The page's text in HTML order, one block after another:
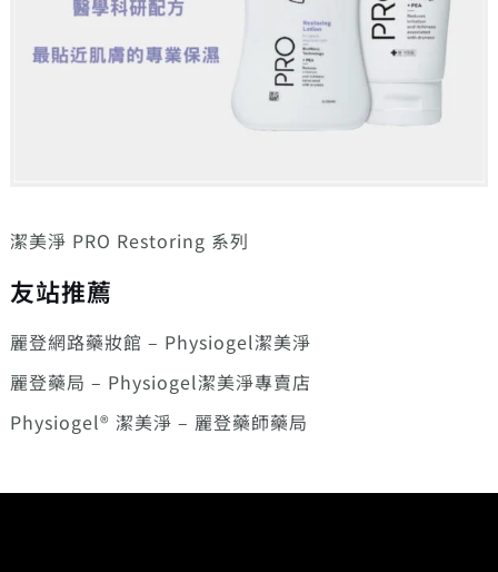
潔美淨 PRO Restoring 系列
友站推薦
麗登網路藥妝館 – Physiogel潔美淨
麗登藥局 – Physiogel潔美淨專賣店
Physiogel® 潔美淨 – 麗登藥師藥局